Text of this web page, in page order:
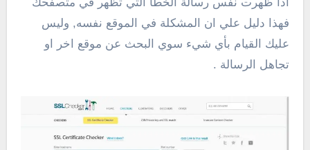
فهذا دليل علي ان المشكلة في الموقع نفسه, وليس
عليك القيام بأي شيء سوي البحث عن موقع اخر او
تجاهل الرسالة .